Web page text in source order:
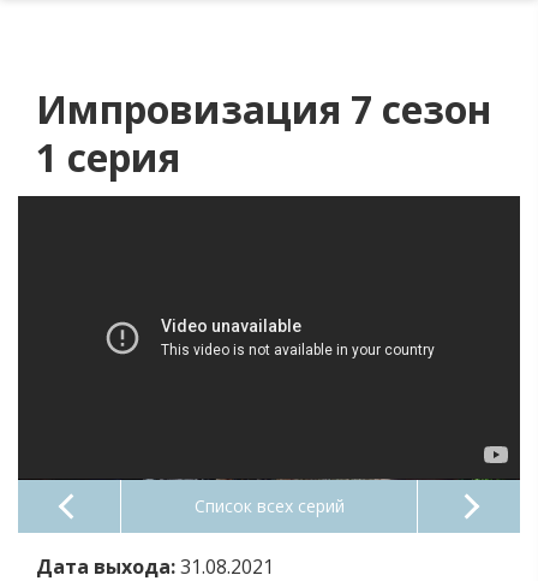
Импровизация 7 сезон
1 серия
Список всех серий
Дата выхода:31.08.2021